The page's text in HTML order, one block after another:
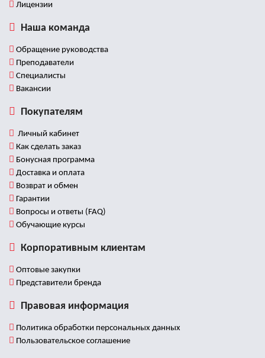
Лицензии
Наша команда
Обращение руководства
Преподаватели
Специалисты
Вакансии
Покупателям
Личный кабинет
Как сделать заказ
Бонусная программа
Доставка и оплата
Возврат и обмен
Гарантии
Вопросы и ответы (FAQ)
Обучающие курсы
Корпоративным клиентам
Оптовые закупки
Представители бренда
Правовая информация
Политика обработки персональных данных
Пользовательское соглашение